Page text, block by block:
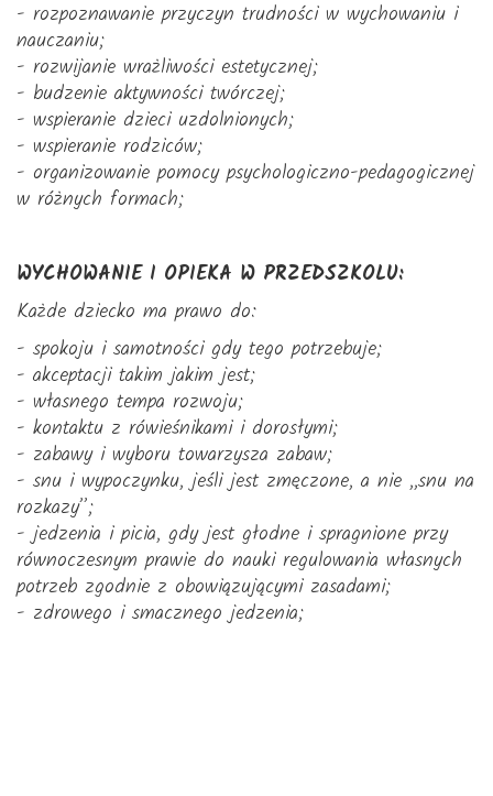
- rozpoznawanie przyczyn trudności w wychowaniu i
nauczaniu;
- rozwijanie wrażliwości estetycznej;
- budzenie aktywności twórczej;
- wspieranie dzieci uzdolnionych;
- wspieranie rodziców;
- organizowanie pomocy psychologiczno-pedagogicznej
w różnych formach;
WYCHOWANIE I OPIEKA W PRZEDSZKOLU:
Każde dziecko ma prawo do:
- spokoju i samotności gdy tego potrzebuje;
- akceptacji takim jakim jest;
- własnego tempa rozwoju;
- kontaktu z rówieśnikami i dorosłymi;
- zabawy i wyboru towarzysza zabaw;
- snu i wypoczynku, jeśli jest zmęczone, a nie ,,snu na
rozkazy”;
- jedzenia i picia, gdy jest głodne i spragnione przy
równoczesnym prawie do nauki regulowania własnych
potrzeb zgodnie z obowiązującymi zasadami;
- zdrowego i smacznego jedzenia;